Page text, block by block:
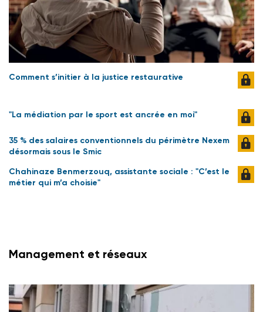
Comment s’initier à la justice restaurative
"La médiation par le sport est ancrée en moi"
35 % des salaires conventionnels du périmètre Nexem
désormais sous le Smic
Chahinaze Benmerzouq, assistante sociale : "C’est le
métier qui m’a choisie"
Management et réseaux